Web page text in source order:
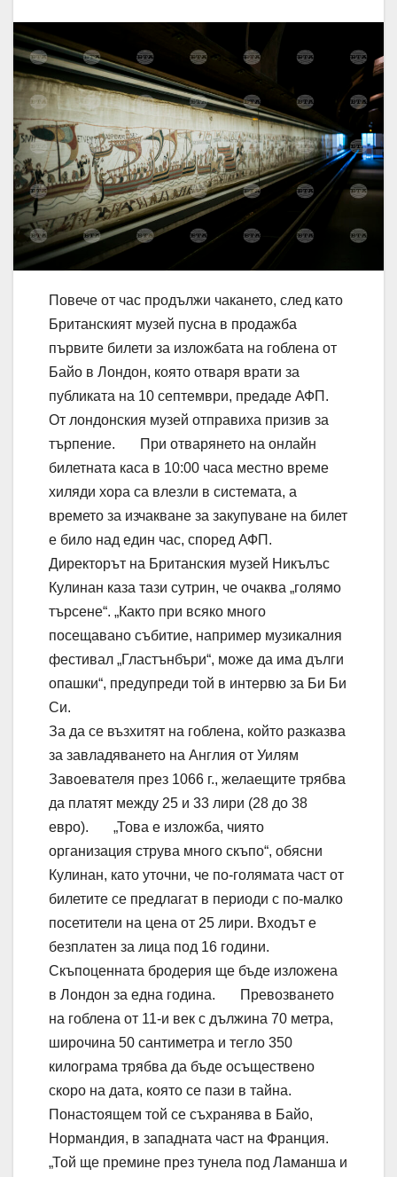
Повече от час продължи чакането, след като
Британският музей пусна в продажба
първите билети за изложбата на гоблена от
Байо в Лондон, която отваря врати за
публиката на 10 септември, предаде АФП.
От лондонския музей отправиха призив за
търпение. При отварянето на онлайн
билетната каса в 10:00 часа местно време
хиляди хора са влезли в системата, а
времето за изчакване за закупуване на билет
е било над един час, според АФП.
Директорът на Британския музей Никълъс
Кулинан каза тази сутрин, че очаква „голямо
търсене“. „Както при всяко много
посещавано събитие, например музикалния
фестивал „Гластънбъри“, може да има дълги
опашки“, предупреди той в интервю за Би Би
Си.
За да се възхитят на гоблена, който разказва
за завладяването на Англия от Уилям
Завоевателя през 1066 г., желаещите трябва
да платят между 25 и 33 лири (28 до 38
евро). „Това е изложба, чиято
организация струва много скъпо“, обясни
Кулинан, като уточни, че по-голямата част от
билетите се предлагат в периоди с по-малко
посетители на цена от 25 лири. Входът е
безплатен за лица под 16 години.
Скъпоценната бродерия ще бъде изложена
в Лондон за една година. Превозването
на гоблена от 11-и век с дължина 70 метра,
широчина 50 сантиметра и тегло 350
килограма трябва да бъде осъществено
скоро на дата, която се пази в тайна.
Понастоящем той се съхранява в Байо,
Нормандия, в западната част на Франция.
„Той ще премине през тунела под Ламанша и